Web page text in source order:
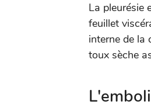
La pleurésie
feuillet
interne de la
toux sèche